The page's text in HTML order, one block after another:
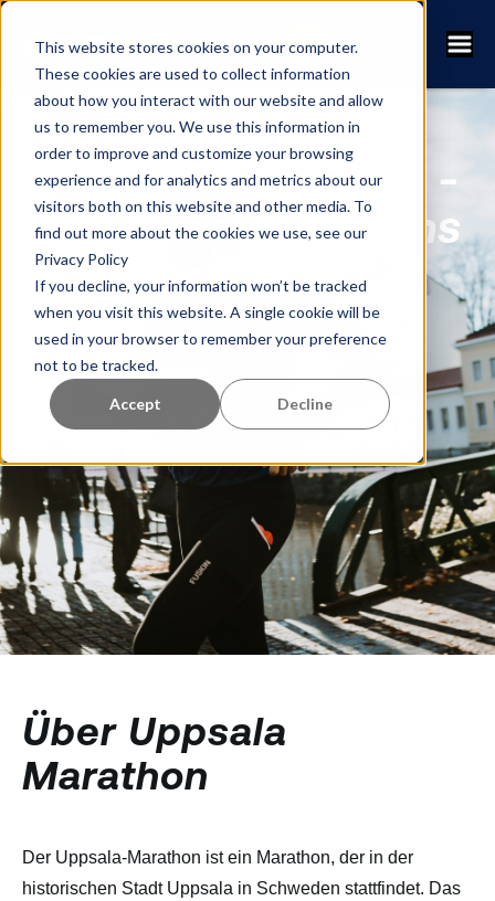
This website stores cookies on your computer.
These cookies are used to collect information
about how you interact with our website and allow
us to remember you. We use this information in
order to improve and customize your browsing
experience and for analytics and metrics about our
visitors both on this website and other media. To
find out more about the cookies we use, see our
Privacy Policy
If you decline, your information won’t be tracked
when you visit this website. A single cookie will be
used in your browser to remember your preference
not to be tracked.
Accept Decline
Uppsala Marathon -
Teilnehmerzuwachs
von über 50%
Über Uppsala
Marathon
Der Uppsala-Marathon ist ein Marathon, der in der
historischen Stadt Uppsala in Schweden stattfindet. Das